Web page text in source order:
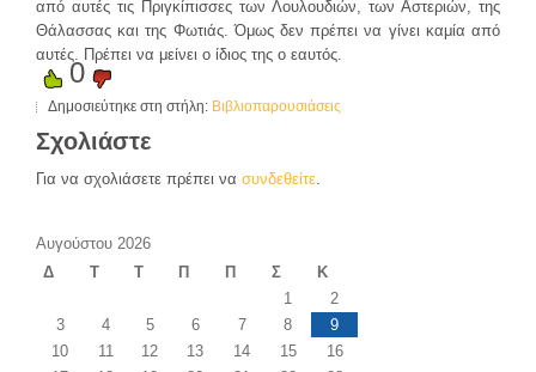
από αυτές τις Πριγκίπισσες των Λουλουδιών, των Αστεριών, της
Θάλασσας και της Φωτιάς. Όμως δεν πρέπει να γίνει καμία από
αυτές. Πρέπει να μείνει ο ίδιος της ο εαυτός.
0
Δημοσιεύτηκε στη στήλη: Βιβλιοπαρουσιάσεις
Σχολιάστε
Για να σχολιάσετε πρέπει να συνδεθείτε.
Αυγούστου 2026
Δ
Τ Τ Π Π Σ Κ
1
2
3
4 5 6 7 8
9
10
11 12 13 14 15
16